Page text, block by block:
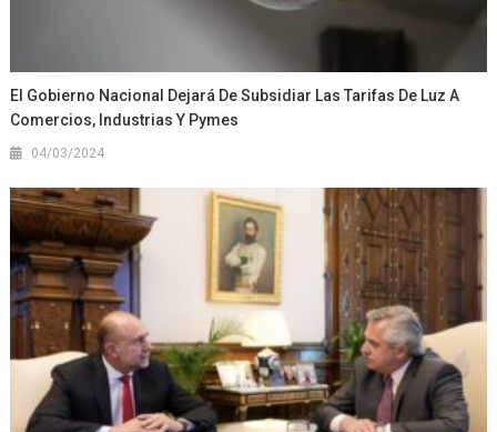
El Gobierno Nacional Dejará De Subsidiar Las Tarifas De Luz A
Comercios, Industrias Y Pymes
04/03/2024